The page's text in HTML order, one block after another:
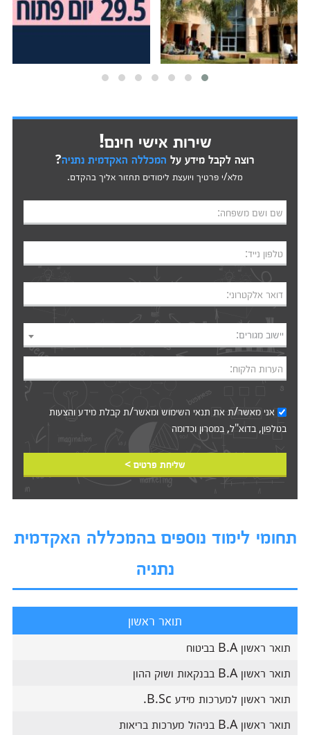
שירות אישי חינם!
רוצה לקבל מידע על המכללה האקדמית נתניה?
מלא/י פרטיך ויועצת לימודים תחזור אליך בהקדם.
שם ושם משפחה:
טלפון נייד:
דואר אלקטרוני:
יישוב מגורים:
הערות הלקוח:
אני מאשר/ת את תנאי השימושומאשר/ת קבלת מידע והצעות
בטלפון, בדוא"ל, במסרון וכדומה‎‎
שליחת פרטים >
תחומי לימוד נוספים בהמכללה האקדמית
נתניה
תואר ראשון
תואר ראשון B.A בביטוח
תואר ראשון B.A בבנקאות ושוק ההון
תואר ראשון למערכות מידע B.Sc.
תואר ראשון B.A בניהול מערכות בריאות